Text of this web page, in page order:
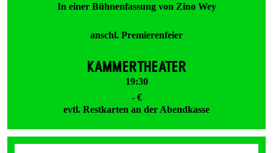
In einer Bühnenfassung von Zino Wey
anschl. Premierenfeier
KAMMERTHEATER
19:30
- €
evtl. Restkarten an der Abendkasse